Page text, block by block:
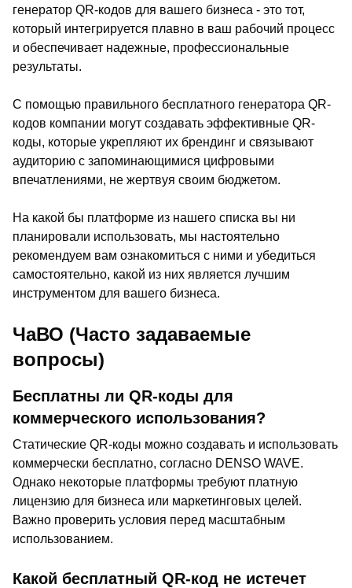
генератор QR-кодов для вашего бизнеса - это тот,
который интегрируется плавно в ваш рабочий процесс
и обеспечивает надежные, профессиональные
результаты.
С помощью правильного бесплатного генератора QR-
кодов компании могут создавать эффективные QR-
коды, которые укрепляют их брендинг и связывают
аудиторию с запоминающимися цифровыми
впечатлениями, не жертвуя своим бюджетом.
На какой бы платформе из нашего списка вы ни
планировали использовать, мы настоятельно
рекомендуем вам ознакомиться с ними и убедиться
самостоятельно, какой из них является лучшим
инструментом для вашего бизнеса.
ЧаВО (Часто задаваемые
вопросы)
Бесплатны ли QR-коды для
коммерческого использования?
Статические QR-коды можно создавать и использовать
коммерчески бесплатно, согласно DENSO WAVE.
Однако некоторые платформы требуют платную
лицензию для бизнеса или маркетинговых целей.
Важно проверить условия перед масштабным
использованием.
Какой бесплатный QR-код не истечет